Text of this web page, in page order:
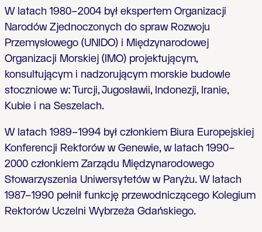
W latach 1980–2004 był ekspertem Organizacji
Narodów Zjednoczonych do spraw Rozwoju
Przemysłowego (UNIDO) i Międzynarodowej
Organizacji Morskiej (IMO) projektującym,
konsultującym i nadzorującym morskie budowle
stoczniowe w: Turcji, Jugosławii, Indonezji, Iranie,
Kubie i na Seszelach.
W latach 1989–1994 był członkiem Biura Europejskiej
Konferencji Rektorów w Genewie, w latach 1990–
2000 członkiem Zarządu Międzynarodowego
Stowarzyszenia Uniwersytetów w Paryżu. W latach
1987–1990 pełnił funkcję przewodniczącego Kolegium
Rektorów Uczelni Wybrzeża Gdańskiego.